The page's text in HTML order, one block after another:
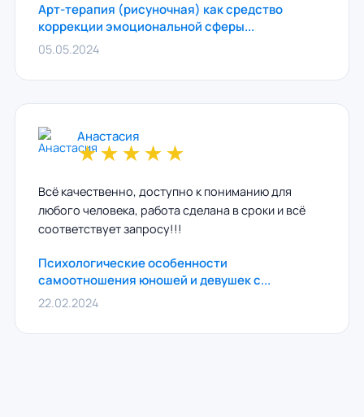
Арт-терапия (рисуночная) как средство
коррекции эмоциональной сферы...
05.05.2024
Анастасия
★★★★★
Всё качественно, доступно к пониманию для
любого человека, работа сделана в сроки и всё
соответствует запросу!!!
Психологические особенности
самоотношения юношей и девушек с...
22.02.2024